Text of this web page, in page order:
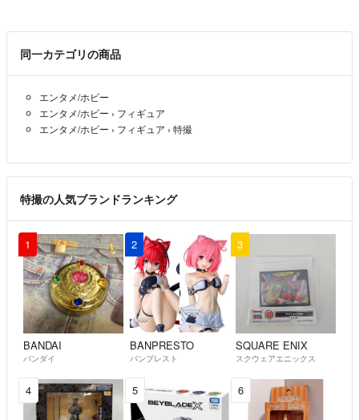
同一カテゴリの商品
エンタメ/ホビー
エンタメ/ホビー › フィギュア
エンタメ/ホビー › フィギュア › 特撮
特撮の人気ブランドランキング
1
BANDAI
バンダイ
2
BANPRESTO
バンプレスト
3
SQUARE ENIX
スクウェアエニックス
4 5 6